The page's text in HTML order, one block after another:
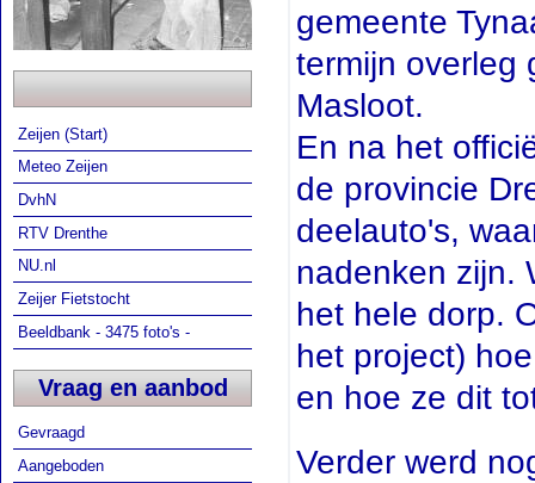
Zeijen (Start)
Meteo Zeijen
DvhN
RTV Drenthe
NU.nl
Zeijer Fietstocht
Beeldbank - 3475 foto's -
Vraag en aanbod
Gevraagd
Aangeboden
gemeente
termijn overleg
Masloot.
En na het
de provincie
deelauto's,
nadenken zijn.
het hele dorp.
het project)
en hoe ze dit
Verder werd